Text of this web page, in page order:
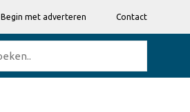
Begin met adverteren Contact